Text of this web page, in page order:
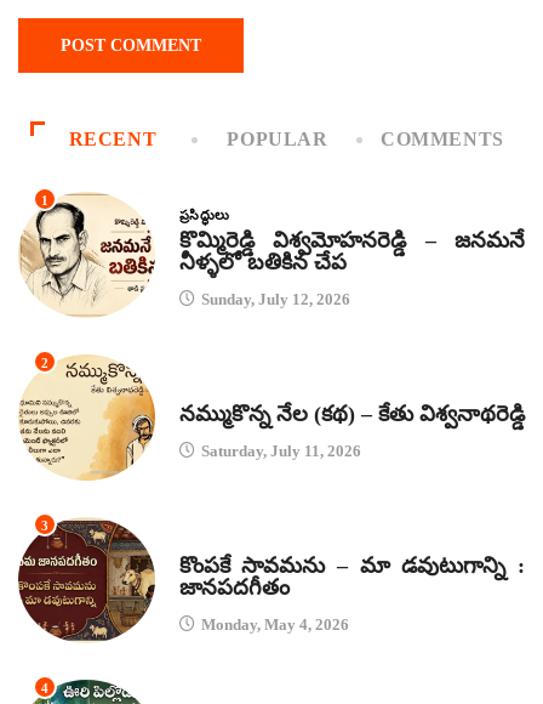
RECENT POPULAR COMMENTS
1
ప్రసిద్ధులు
కొమ్మిరెడ్డి విశ్వమోహనరెడ్డి – జనమనే
నీళ్ళలో బతికిన చేప
Sunday, July 12, 2026
2
నమ్ముకొన్న నేల (కథ) – కేతు విశ్వనాథరెడ్డి
Saturday, July 11, 2026
3
కొంపకే సావమను – మా డవుటుగాన్ని :
జానపదగీతం
Monday, May 4, 2026
4